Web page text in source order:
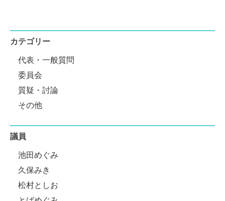
カテゴリー
代表・一般質問
委員会
質疑・討論
その他
議員
池田めぐみ
久保みき
松村としお